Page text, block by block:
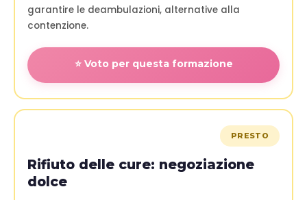
garantire le deambulazioni, alternative alla
contenzione.
⭐ Voto per questa formazione
PRESTO
Rifiuto delle cure: negoziazione
dolce